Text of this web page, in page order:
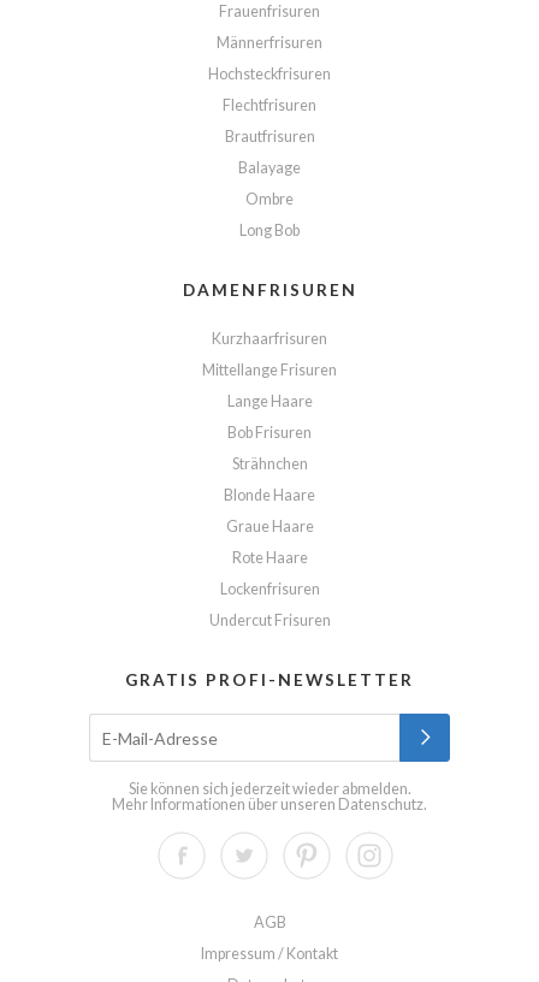
Frauenfrisuren
Männerfrisuren
Hochsteckfrisuren
Flechtfrisuren
Brautfrisuren
Balayage
Ombre
Long Bob
DAMENFRISUREN
Kurzhaarfrisuren
Mittellange Frisuren
Lange Haare
Bob Frisuren
Strähnchen
Blonde Haare
Graue Haare
Rote Haare
Lockenfrisuren
Undercut Frisuren
GRATIS PROFI-NEWSLETTER
Sie können sich jederzeit wieder abmelden.
Mehr Informationen über unseren Datenschutz.
AGB
Impressum / Kontakt